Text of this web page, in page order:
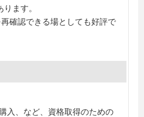
ます。
認できる場としても好評で
入、など、資格取得のための